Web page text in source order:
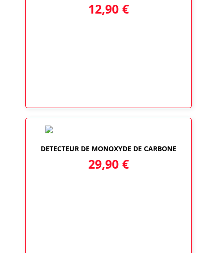
12,90 €
DETECTEUR DE MONOXYDE DE CARBONE
29,90 €